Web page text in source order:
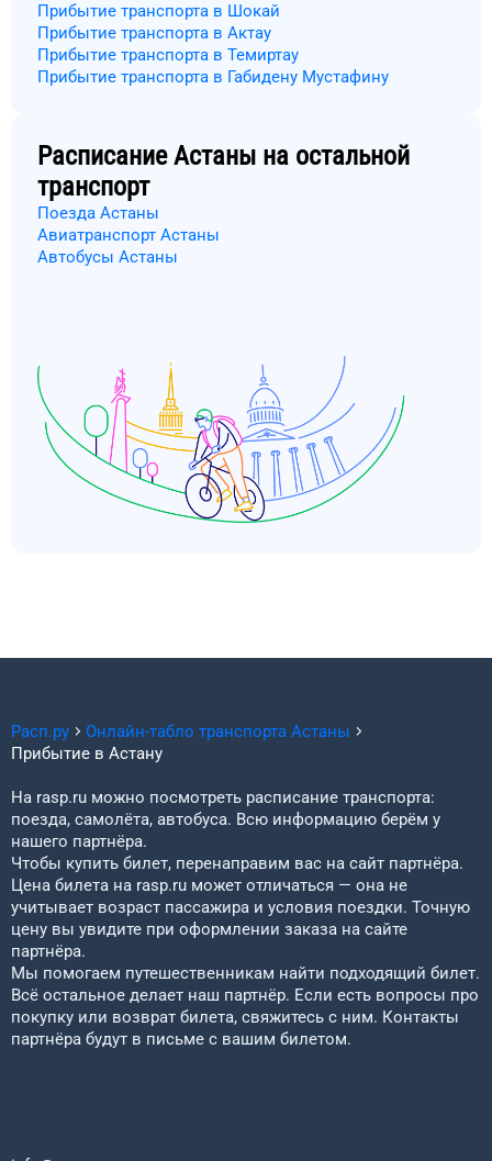
Прибытие транспорта в Шокай
Прибытие транспорта в Актау
Прибытие транспорта в Темиртау
Прибытие транспорта в Габидену Мустафину
РасписаниеАстаны на остальной
транспорт
Поезда Астаны
Авиатранспорт Астаны
Автобусы Астаны
Расп.ру Онлайн-табло транспорта Астаны
Прибытие в Астану
На rasp.ru можно посмотреть расписание транспорта:
поезда, самолёта, автобуса. Всю информацию берём у
нашего партнёра.
Чтобы купить билет, перенаправим вас на сайт партнёра.
Цена билета на rasp.ru может отличаться — она не
учитывает возраст пассажира и условия поездки. Точную
цену вы увидите при оформлении заказа на сайте
партнёра.
Мы помогаем путешественникам найти подходящий билет.
Всё остальное делает наш партнёр. Если есть вопросы про
покупку или возврат билета, свяжитесь с ним. Контакты
партнёра будут в письме с вашим билетом.